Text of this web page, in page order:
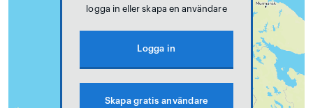
logga in eller skapa en användare
Logga in
Skapa gratis användare